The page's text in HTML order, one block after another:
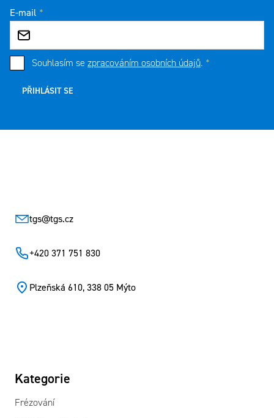
E-mail
Souhlasím se zpracováním osobních údajů.
PŘIHLÁSIT SE
tgs@tgs.cz
+420 371 751 830
Plzeňská 610, 338 05 Mýto
Kategorie
Frézování